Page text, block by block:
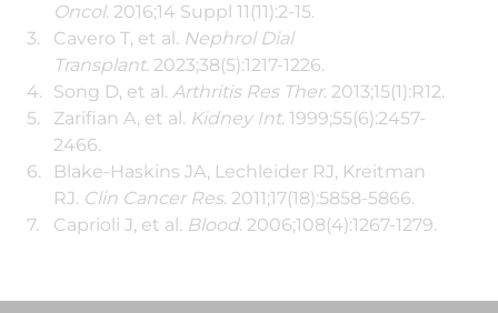
Oncol. 2016;14 Suppl 11(11):2-15.
Cavero T, et al. Nephrol Dial
Transplant. 2023;38(5):1217-1226.
Song D, et al. Arthritis Res Ther. 2013;15(1):R12.
Zarifian A, et al. Kidney Int. 1999;55(6):2457-
2466.
Blake-Haskins JA, Lechleider RJ, Kreitman
RJ. Clin Cancer Res. 2011;17(18):5858-5866.
Caprioli J, et al. Blood. 2006;108(4):1267-1279.